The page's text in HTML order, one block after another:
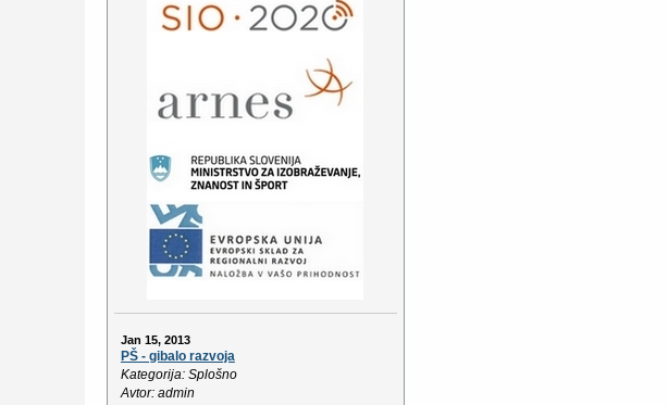
Jan 15, 2013
PŠ - gibalo razvoja
Kategorija: Splošno
Avtor: admin